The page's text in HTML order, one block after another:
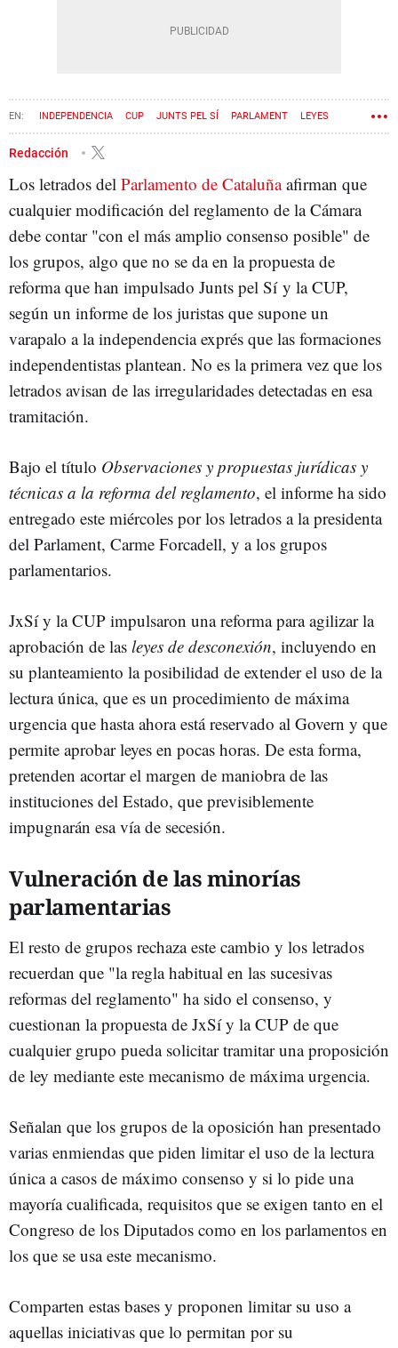
INDEPENDENCIA CUP JUNTS PEL SÍ PARLAMENT LEYES
PROCÉS JURISTAS
Redacción
Los letrados del Parlamento de Cataluñaafirman que
cualquier modificación del reglamento de la Cámara
debe contar "con el más amplio consenso posible" de
los grupos, algo que no se da en la propuesta de
reforma que han impulsado Junts pel Sí y la CUP,
según un informe de los juristas que supone un
varapalo a la independencia exprés que las formaciones
independentistas plantean. No es la primera vez que los
letrados avisan de las irregularidades detectadas en esa
tramitación.
Bajo el título Observaciones y propuestas jurídicas y
técnicas a la reforma del reglamento, el informe ha sido
entregado este miércoles por los letrados a la presidenta
del Parlament, Carme Forcadell, y a los grupos
parlamentarios.
JxSí y la CUP impulsaron una reforma para agilizar la
aprobación de las leyes de desconexión, incluyendo en
su planteamiento la posibilidad de extender el uso de la
lectura única, que es un procedimiento de máxima
urgencia que hasta ahora está reservado al Govern y que
permite aprobar leyes en pocas horas. De esta forma,
pretenden acortar el margen de maniobra de las
instituciones del Estado, que previsiblemente
impugnarán esa vía de secesión.
Vulneración de las minorías
parlamentarias
El resto de grupos rechaza este cambio y los letrados
recuerdan que "la regla habitual en las sucesivas
reformas del reglamento" ha sido el consenso, y
cuestionan la propuesta de JxSí y la CUP de que
cualquier grupo pueda solicitar tramitar una proposición
de ley mediante este mecanismo de máxima urgencia.
Señalan que los grupos de la oposición han presentado
varias enmiendas que piden limitar el uso de la lectura
única a casos de máximo consenso y si lo pide una
mayoría cualificada, requisitos que se exigen tanto en el
Congreso de los Diputados como en los parlamentos en
los que se usa este mecanismo.
Comparten estas bases y proponen limitar su uso a
aquellas iniciativas que lo permitan por su